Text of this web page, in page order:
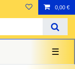
0,00 €
☰